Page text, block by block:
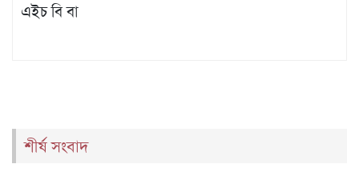
এইচ বি বা
শীর্ষ সংবাদ